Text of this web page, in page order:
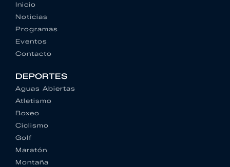
Inicio
Noticias
Programas
Eventos
Contacto
DEPORTES
Aguas Abiertas
Atletismo
Boxeo
Ciclismo
Golf
Maratón
Montaña